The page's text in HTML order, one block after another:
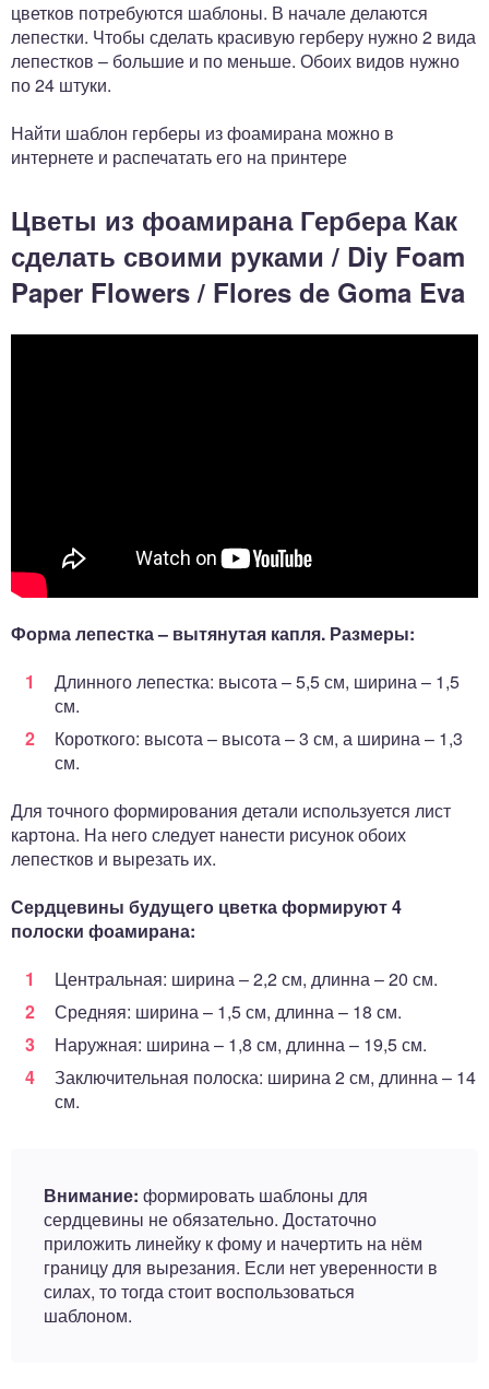
цветков потребуются шаблоны. В начале делаются
лепестки. Чтобы сделать красивую герберу нужно 2 вида
лепестков – большие и по меньше. Обоих видов нужно
по 24 штуки.
Найти шаблон герберы из фоамирана можно в
интернете и распечатать его на принтере
Цветы из фоамирана Гербера Как
сделать своими руками / Diy Foam
Paper Flowers / Flores de Goma Eva
Форма лепестка – вытянутая капля. Размеры:
Длинного лепестка: высота – 5,5 см, ширина – 1,5
см.
Короткого: высота – высота – 3 см, а ширина – 1,3
см.
Для точного формирования детали используется лист
картона. На него следует нанести рисунок обоих
лепестков и вырезать их.
Сердцевины будущего цветка формируют 4
полоски фоамирана:
Центральная: ширина – 2,2 см, длинна – 20 см.
Средняя: ширина – 1,5 см, длинна – 18 см.
Наружная: ширина – 1,8 см, длинна – 19,5 см.
Заключительная полоска: ширина 2 см, длинна – 14
см.
Внимание: формировать шаблоны для
сердцевины не обязательно. Достаточно
приложить линейку к фому и начертить на нём
границу для вырезания. Если нет уверенности в
силах, то тогда стоит воспользоваться
шаблоном.